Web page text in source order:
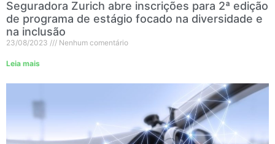
Seguradora Zurich abre inscrições para 2ª edição
de programa de estágio focado na diversidade e
na inclusão
23/08/2023 Nenhum comentário
Leia mais